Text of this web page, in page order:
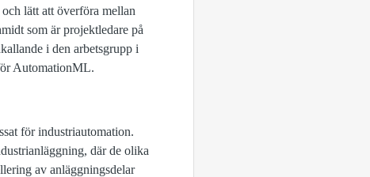
lätt att överföra mellan
som är projektledare på
i den arbetsgrupp i
AutomationML.
för industriautomation.
där de olika
av anläggningsdelar